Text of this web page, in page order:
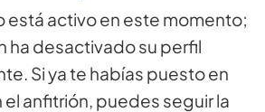
está activo en este momento;
ha desactivado su perfil
Si ya te habías puesto en
anfitrión, puedes seguir la